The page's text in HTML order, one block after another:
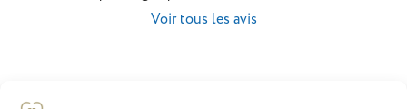
Voir tous les avis